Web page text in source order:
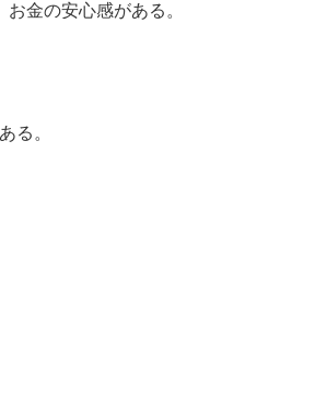
金の安心感がある。
る。